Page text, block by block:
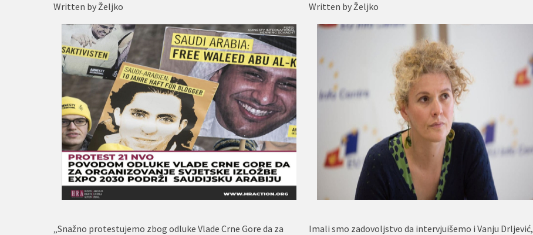
Written byŽeljko
„Snažno protestujemo zbog odluke Vlade Crne Gore da za
Written byŽeljko
Imali smo zadovoljstvo da intervjuišemo i Vanju Drljević,